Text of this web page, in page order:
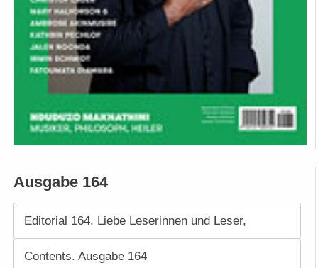
Ausgabe 164
Editorial 164. Liebe Leserinnen und Leser,
Contents. Ausgabe 164